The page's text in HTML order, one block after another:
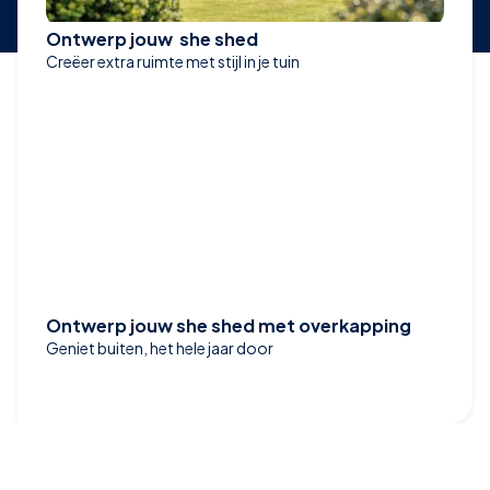
Ontwerp jouw she shed
Creëer extra ruimte met stijl in je tuin
Ontwerp jouw she shed met overkapping
Geniet buiten, het hele jaar door